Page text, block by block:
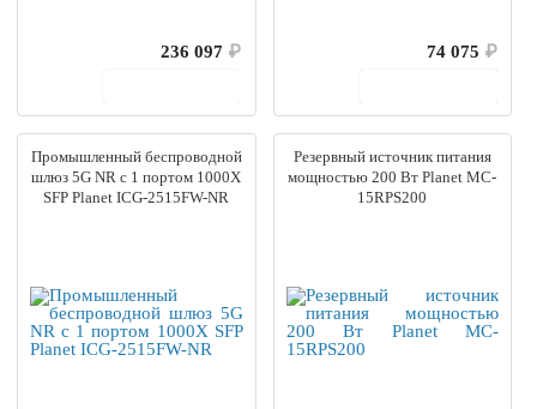
236 097 ₽
74 075 ₽
Промышленный беспроводной
шлюз 5G NR с 1 портом 1000X
SFP Planet ICG-2515FW-NR
Резервный источник питания
мощностью 200 Вт Planet MC-
15RPS200